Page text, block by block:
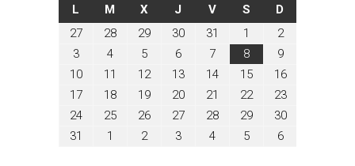
L LUNES
M MARTES
XMIÉRCOLES
J JUEVES
VVIERNES
SSÁBADO
D
27julio
28julio
29julio
30julio
31
31,
1
agosto
1,
2026
2agosto
2,
2026
3agosto
3,
2026
4agosto
4,
2026
5agosto
5,
2026
6agosto
6,
2026
7agosto
7,
2026
8agosto
8,
2026
9agosto
9,
2026
10agosto
10,
11
agosto
2026
12agosto
2026
13agosto
2026
14agosto
2026
15agosto
2026
16agosto
2026
17agosto
2026
18agosto
18,
2026
19agosto
2026
20agosto
20,
2026
21
agosto
2026
22agosto
2026
23agosto
23,
2026
24agosto
25agosto
26agosto
27agosto
28agosto
29agosto
30agosto
31
agosto
1
septiembre
2septiembre
3septiembre
4septiembre
5septiembre
6septiembre